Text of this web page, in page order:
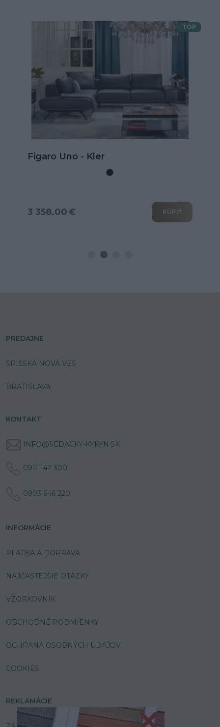
TOP
Doprava zdarma
Kožená rohová sedačka Goya s
rozkladom na spanie
3 802.00 € KÚPIŤ
PREDAJNE
SPIŠSKÁ NOVÁ VES
BRATISLAVA
KONTAKT
INFO@SEDACKY-KYKYN.SK
0911 142 300
0903 646 220
INFORMÁCIE
PLATBA A DOPRAVA
NAJČASTEJŠIE OTÁZKY
VZORKOVNÍK
OBCHODNÉ PODMIENKY
OCHRANA OSOBNÝCH ÚDAJOV
COOKIES
REKLAMÁCIE